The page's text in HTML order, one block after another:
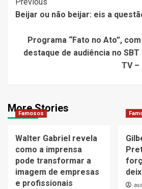
Navigation
Beijar ou não beijar: eis a
Programa “Fato no Ato”,
destaque de audiência no
TV –
More Stories
Famosos
Walter Gabriel revela
como a imprensa
pode transformar a
imagem de empresas
e profissionais